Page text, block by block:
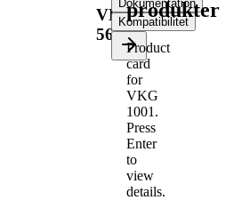
VKJA
5606
Dokumentation
Kompatibilitet
Produktinformation
Egenskap
Yttre
kuggar
hjulsidan
Inre
kuggning
hjulsida
produkter
Product
card
for
VKG
1001 .
Press
Enter
to
view
details.